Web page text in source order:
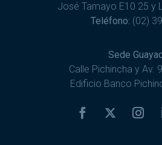
José Tamayo E10 25 y
Teléfono: (02)
Sede
Calle Pichincha y Av.
Edificio Banco